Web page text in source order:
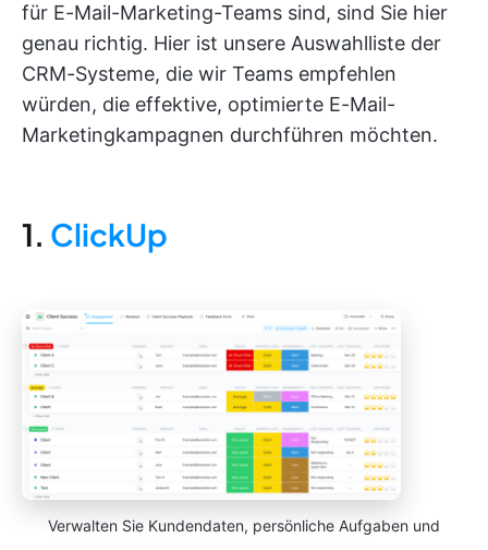
für E-Mail-Marketing-Teams sind, sind Sie hier
genau richtig. Hier ist unsere Auswahlliste der
CRM-Systeme, die wir Teams empfehlen
würden, die effektive, optimierte E-Mail-
Marketingkampagnen durchführen möchten.
1. ClickUp
Verwalten Sie Kundendaten, persönliche Aufgaben und